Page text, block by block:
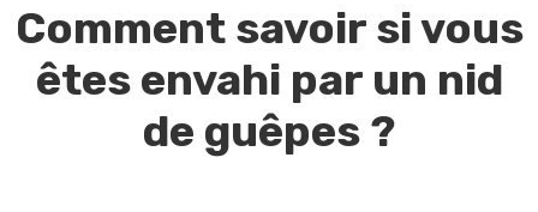
Comment savoir si vous
êtes envahi par un nid
de guêpes ?